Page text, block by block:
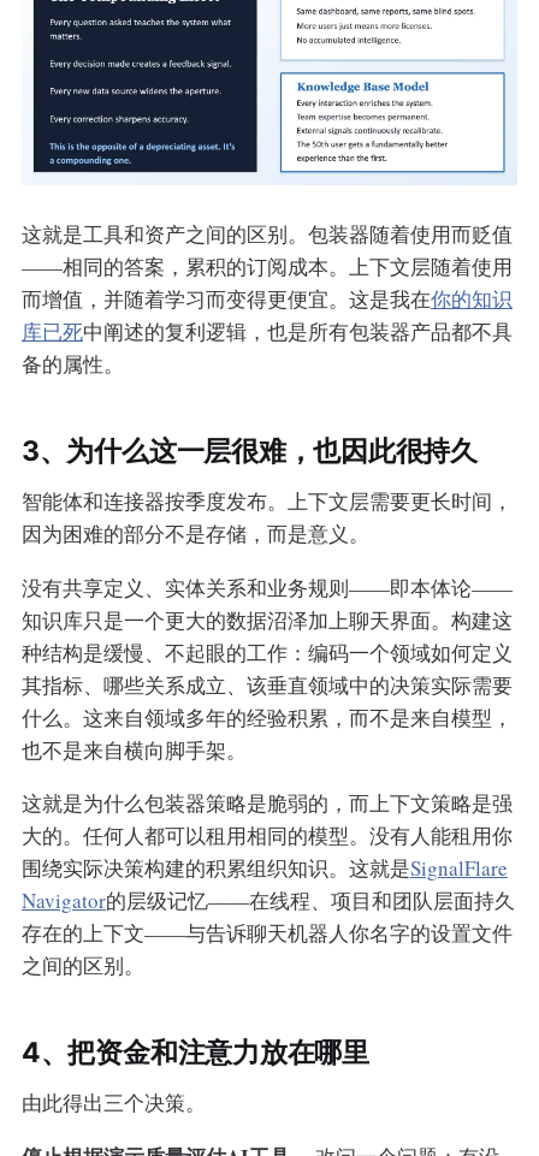
这就是工具和资产之间的区别。包装器随着使用而贬值
——相同的答案，累积的订阅成本。上下文层随着使用
而增值，并随着学习而变得更便宜。这是我在你的知识
库已死中阐述的复利逻辑，也是所有包装器产品都不具
备的属性。
3、为什么这一层很难，也因此很持久
智能体和连接器按季度发布。上下文层需要更长时间，
因为困难的部分不是存储，而是意义。
没有共享定义、实体关系和业务规则——即本体论——
知识库只是一个更大的数据沼泽加上聊天界面。构建这
种结构是缓慢、不起眼的工作：编码一个领域如何定义
其指标、哪些关系成立、该垂直领域中的决策实际需要
什么。这来自领域多年的经验积累，而不是来自模型，
也不是来自横向脚手架。
这就是为什么包装器策略是脆弱的，而上下文策略是强
大的。任何人都可以租用相同的模型。没有人能租用你
围绕实际决策构建的积累组织知识。这就是SignalFlare
Navigator的层级记忆——在线程、项目和团队层面持久
存在的上下文——与告诉聊天机器人你名字的设置文件
之间的区别。
4、把资金和注意力放在哪里
由此得出三个决策。